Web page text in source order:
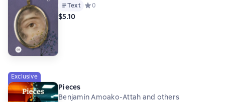
Text Средний рейтинг 0 на основе 0 оценок
0
$5.10
Exclusive
Pieces
Benjamin Amoako-Attah and others